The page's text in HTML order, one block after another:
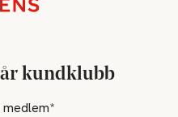
kundklubb